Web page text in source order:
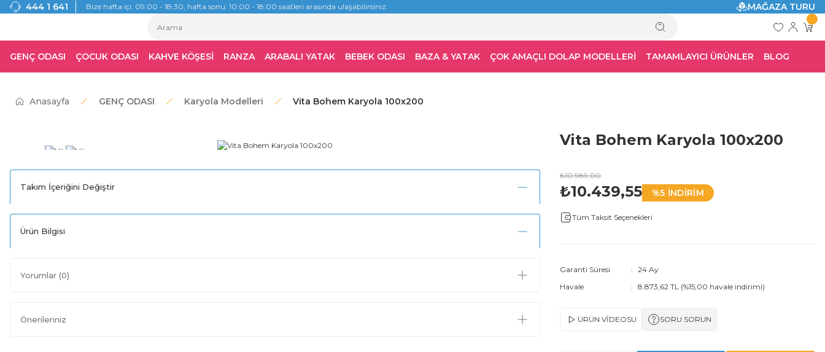
444 1 641 Bize hafta içi: 09:00 - 18:30, hafta sonu: 10:00 - 18:00 saatleri arasında ulaşabilirsiniz. MAĞAZA TURU
GENÇ ODASI ÇOCUK ODASI KAHVE KÖŞESİ RANZA ARABALI YATAK BEBEK ODASI BAZA & YATAK ÇOK AMAÇLI DOLAP MODELLERİ TAMAMLAYICI ÜRÜNLER BLOG
Anasayfa GENÇ ODASI Karyola Modelleri Vita Bohem Karyola 100x200
Takım İçeriğini Değiştir
Ürün Bilgisi
Yorumlar (0)
Önerileriniz
Vita Bohem Karyola 100x200
₺10.989,00
₺10.439,55 %5 İNDİRİM
Tüm Taksit Seçenekleri
Garanti Süresi
24 Ay
Havale
8.873,62 TL (%15,00 havale indirimi)
ÜRÜN VİDEOSU SORU SORUN